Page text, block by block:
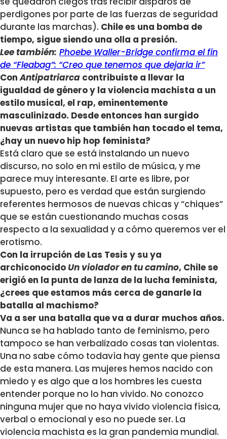
perdigones por parte de las fuerzas de seguridad
durante las marchas). Chile es una bomba de
tiempo, sigue siendo una olla a presión.
Lee también: Phoebe Waller-Bridge confirma el fin
de “Fleabag”: “Creo que tenemos que dejarla ir”
ConAntipatriarca contribuiste a llevar la
igualdad de género y la violencia machista a un
estilo musical, el rap, eminentemente
masculinizado. Desde entonces han surgido
nuevas artistas que también han tocado el tema,
¿hay un nuevo hip hop feminista?
Está claro que se está instalando un nuevo
discurso, no solo en mi estilo de música, y me
parece muy interesante. El arte es libre, por
supuesto, pero es verdad que están surgiendo
referentes hermosos de nuevas chicas y “chiques”
que se están cuestionando muchas cosas
respecto a la sexualidad y a cómo queremos ver el
erotismo.
Con la irrupción de Las Tesis y su ya
archiconocido Un violador en tu camino, Chile se
erigió en la punta de lanza de la lucha feminista,
¿crees que estamos más cerca de ganarle la
batalla al machismo?
Va a ser una batalla que va a durar muchos años.
Nunca se ha hablado tanto de feminismo, pero
tampoco se han verbalizado cosas tan violentas.
Una no sabe cómo todavía hay gente que piensa
de esta manera. Las mujeres hemos nacido con
miedo y es algo que a los hombres les cuesta
entender porque no lo han vivido. No conozco
ninguna mujer que no haya vivido violencia física,
verbal o emocional y eso no puede ser. La
violencia machista es la gran pandemia mundial.